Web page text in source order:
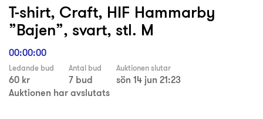
T-shirt, Craft, HIF Hammarby
”Bajen”, svart, stl. M
00:00:00
Ledande bud
60 kr
Antal bud
7 bud
Auktionen slutar
sön 14 jun 21:23
Auktionen har avslutats